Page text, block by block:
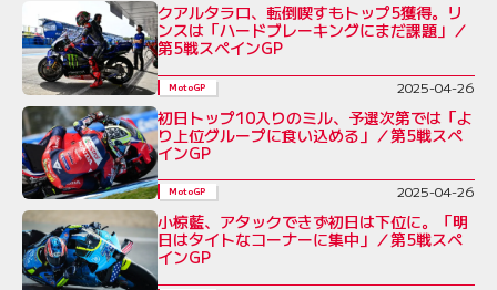
クアルタラロ、転倒喫すもトップ5獲得。リ
ンスは「ハードブレーキングにまだ課題」／
第5戦スペインGP
MotoGP 2025-04-26
初日トップ10入りのミル、予選次第では「よ
り上位グループに食い込める」／第5戦スペ
インGP
MotoGP 2025-04-26
小椋藍、アタックできず初日は下位に。「明
日はタイトなコーナーに集中」／第5戦スペ
インGP